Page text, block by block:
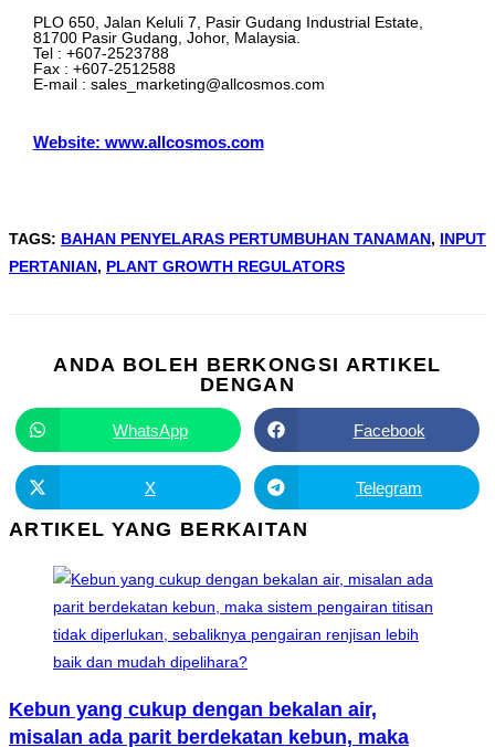
PLO 650, Jalan Keluli 7, Pasir Gudang Industrial Estate,
81700 Pasir Gudang, Johor, Malaysia.
Tel : +607-2523788
Fax : +607-2512588
E-mail : sales_marketing@allcosmos.com
Website: www.allcosmos.com
TAGS: BAHAN PENYELARAS PERTUMBUHAN TANAMAN, INPUT
PERTANIAN, PLANT GROWTH REGULATORS
ANDA BOLEH BERKONGSI ARTIKEL
DENGAN
WhatsApp Facebook
X Telegram
ARTIKEL YANG BERKAITAN
Kebun yang cukup dengan bekalan air,
misalan ada parit berdekatan kebun, maka